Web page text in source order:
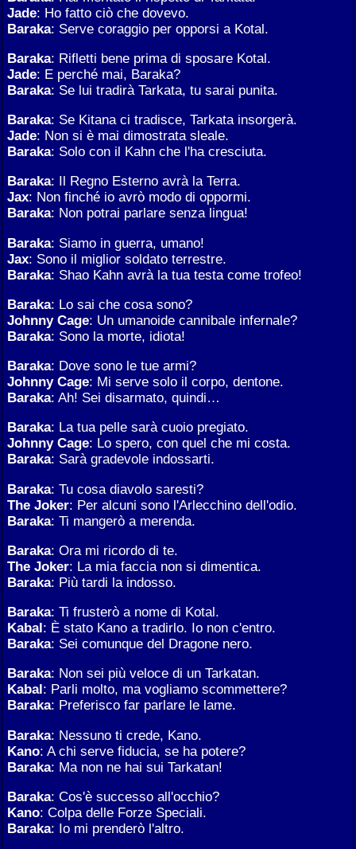
Jade: Ho fatto ciò che dovevo.
Baraka: Serve coraggio per opporsi a Kotal.
Baraka: Rifletti bene prima di sposare Kotal.
Jade: E perché mai, Baraka?
Baraka: Se lui tradirà Tarkata, tu sarai punita.
Baraka: Se Kitana ci tradisce, Tarkata insorgerà.
Jade: Non si è mai dimostrata sleale.
Baraka: Solo con il Kahn che l'ha cresciuta.
Baraka: Il Regno Esterno avrà la Terra.
Jax: Non finché io avrò modo di oppormi.
Baraka: Non potrai parlare senza lingua!
Baraka: Siamo in guerra, umano!
Jax: Sono il miglior soldato terrestre.
Baraka: Shao Kahn avrà la tua testa come trofeo!
Baraka: Lo sai che cosa sono?
Johnny Cage: Un umanoide cannibale infernale?
Baraka: Sono la morte, idiota!
Baraka: Dove sono le tue armi?
Johnny Cage: Mi serve solo il corpo, dentone.
Baraka: Ah! Sei disarmato, quindi…
Baraka: La tua pelle sarà cuoio pregiato.
Johnny Cage: Lo spero, con quel che mi costa.
Baraka: Sarà gradevole indossarti.
Baraka: Tu cosa diavolo saresti?
The Joker: Per alcuni sono l'Arlecchino dell'odio.
Baraka: Ti mangerò a merenda.
Baraka: Ora mi ricordo di te.
The Joker: La mia faccia non si dimentica.
Baraka: Più tardi la indosso.
Baraka: Ti frusterò a nome di Kotal.
Kabal: È stato Kano a tradirlo. Io non c'entro.
Baraka: Sei comunque del Dragone nero.
Baraka: Non sei più veloce di un Tarkatan.
Kabal: Parli molto, ma vogliamo scommettere?
Baraka: Preferisco far parlare le lame.
Baraka: Nessuno ti crede, Kano.
Kano: A chi serve fiducia, se ha potere?
Baraka: Ma non ne hai sui Tarkatan!
Baraka: Cos'è successo all'occhio?
Kano: Colpa delle Forze Speciali.
Baraka: Io mi prenderò l'altro.